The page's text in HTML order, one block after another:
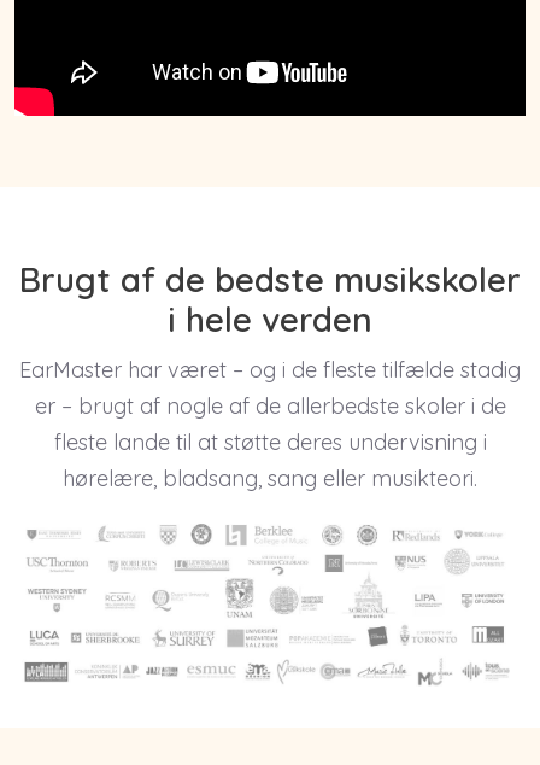
Brugt af de bedste musikskoler
i hele verden
EarMaster har været – og i de fleste tilfælde stadig
er – brugt af nogle af de allerbedste skoler i de
fleste lande til at støtte deres undervisning i
hørelære, bladsang, sang eller musikteori.